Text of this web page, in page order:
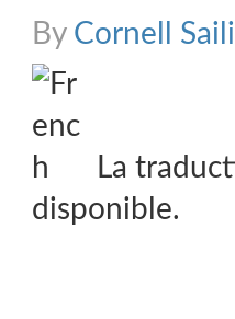
By Cornell
La
disponible.